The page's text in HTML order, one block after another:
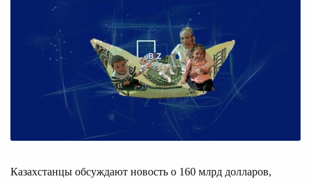
Казахстанцы обсуждают новость о 160 млрд долларов,